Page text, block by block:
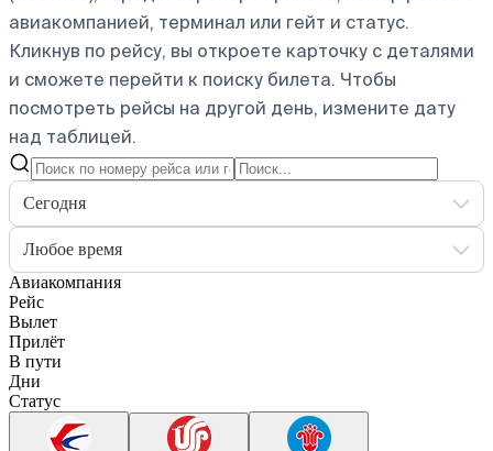
авиакомпанией, терминал или гейт и статус.
Кликнув по рейсу, вы откроете карточку с деталями
и сможете перейти к поиску билета. Чтобы
посмотреть рейсы на другой день, измените дату
над таблицей.
Сегодня
Любое время
Авиакомпания
Рейс
Вылет
Прилёт
В пути
Дни
Статус